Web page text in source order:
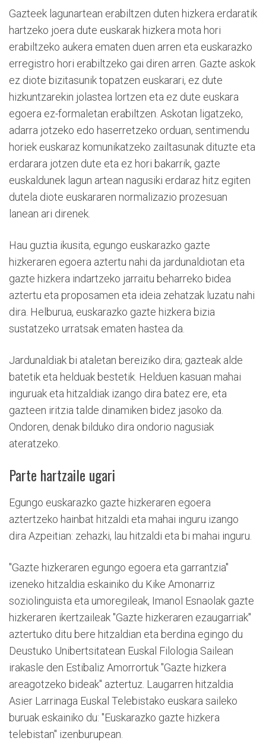
Gazteek lagunartean erabiltzen duten hizkera erdaratik
hartzeko joera dute euskarak hizkera mota hori
erabiltzeko aukera ematen duen arren eta euskarazko
erregistro hori erabiltzeko gai diren arren. Gazte askok
ez diote bizitasunik topatzen euskarari, ez dute
hizkuntzarekin jolastea lortzen eta ez dute euskara
egoera ez-formaletan erabiltzen. Askotan ligatzeko,
adarra jotzeko edo haserretzeko orduan, sentimendu
horiek euskaraz komunikatzeko zailtasunak dituzte eta
erdarara jotzen dute eta ez hori bakarrik, gazte
euskaldunek lagun artean nagusiki erdaraz hitz egiten
dutela diote euskararen normalizazio prozesuan
lanean ari direnek.
Hau guztia ikusita, egungo euskarazko gazte
hizkeraren egoera aztertu nahi da jardunaldiotan eta
gazte hizkera indartzeko jarraitu beharreko bidea
aztertu eta proposamen eta ideia zehatzak luzatu nahi
dira. Helburua, euskarazko gazte hizkera bizia
sustatzeko urratsak ematen hastea da.
Jardunaldiak bi ataletan bereiziko dira; gazteak alde
batetik eta helduak bestetik. Helduen kasuan mahai
inguruak eta hitzaldiak izango dira batez ere, eta
gazteen iritzia talde dinamiken bidez jasoko da.
Ondoren, denak bilduko dira ondorio nagusiak
ateratzeko.
Parte hartzaile ugari
Egungo euskarazko gazte hizkeraren egoera
aztertzeko hainbat hitzaldi eta mahai inguru izango
dira Azpeitian: zehazki, lau hitzaldi eta bi mahai inguru.
"Gazte hizkeraren egungo egoera eta garrantzia"
izeneko hitzaldia eskainiko du Kike Amonarriz
soziolinguista eta umoregileak, Imanol Esnaolak gazte
hizkeraren ikertzaileak "Gazte hizkeraren ezaugarriak"
aztertuko ditu bere hitzaldian eta berdina egingo du
Deustuko Unibertsitatean Euskal Filologia Sailean
irakasle den Estibaliz Amorrortuk "Gazte hizkera
areagotzeko bideak" aztertuz. Laugarren hitzaldia
Asier Larrinaga Euskal Telebistako euskara saileko
buruak eskainiko du: "Euskarazko gazte hizkera
telebistan" izenburupean.